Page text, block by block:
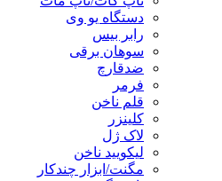
دستگاه یو وی
رابر بیس
سوهان برقی
ضدقارچ
فرمر
قلم ناخن
کلینزر
لاک ژل
لیکوييد ناخن
مگنت/ابزار چندکار